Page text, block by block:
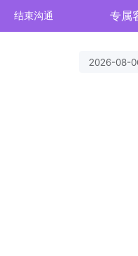
结束沟通 专属
2026-08-